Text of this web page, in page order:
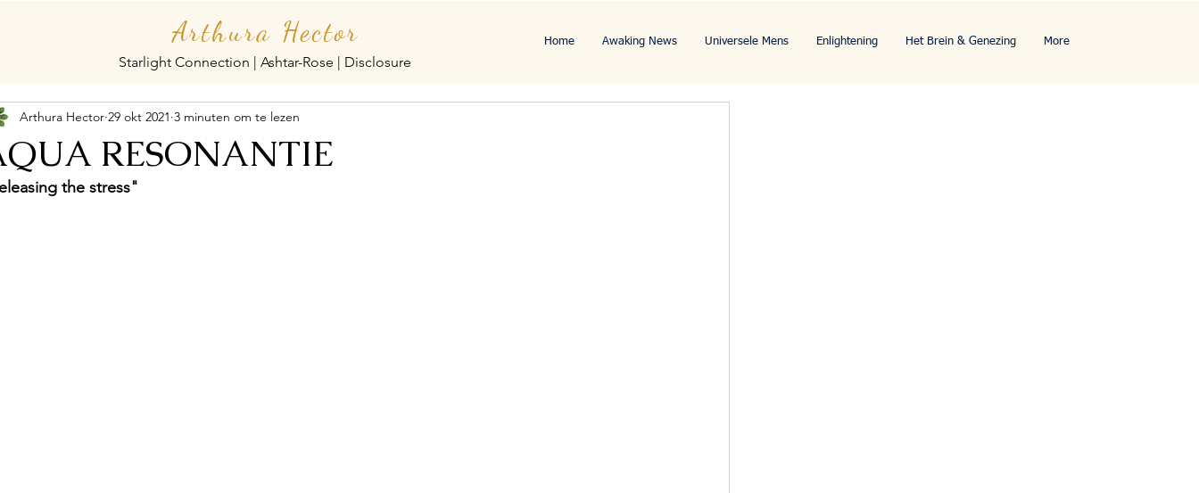
Arthura Hector
Starlight Connection | Ashtar-Rose | Disclosure
Home Awaking News Universele Mens Enlightening Het Brein & Genezing More
RESONANTIE
Arthura Hector 29 okt 2021 3 minuten om te lezen
the stress"